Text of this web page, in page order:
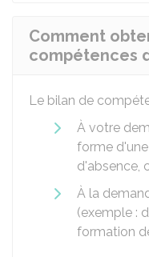
Comment
compétences
Le bilan de
À votre
forme
d'absence,
À la
(exemple :
formation